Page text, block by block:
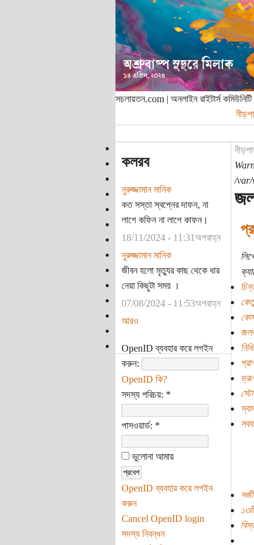
সচলায়তন.com | অনলাইন রাইটার্স
কলরব
নুরুজ্জামান মানিক
কত সস্তা স্বপ্নের দাফন, না
লাগে কফিন না লাগে কাফন।
18/11/2024 - 11:31অপরাহ্ন
নুরুজ্জামান মানিক
জীবন হলো মৃত্যুর কাছ থেকে ধার
নেয়া কিছুটা সময় ।
07/08/2024 - 11:53অপরাহ্ন
আরও
OpenID ব্যবহার করে লগইন
করুন:
OpenID কি?
সদস্য পরিচয়: *
পাসওয়ার্ড: *
ভুলোনা আমায়
OpenID ব্যবহার করে লগইন
করুন
Cancel OpenID login
সদস্য নিবন্ধন
/var/